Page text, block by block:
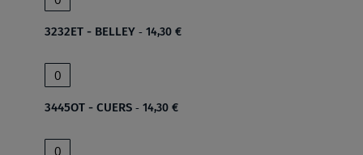
3232ET - BELLEY 14,30 €
3445OT - CUERS 14,30 €